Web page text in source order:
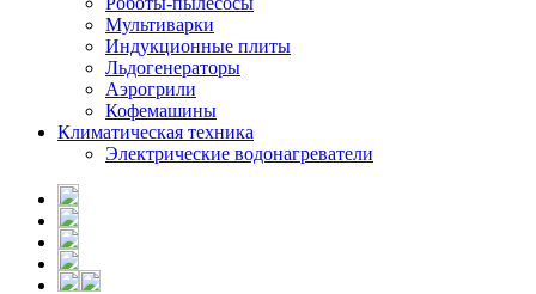
Мультиварки
Индукционные плиты
Льдогенераторы
Аэрогрили
Кофемашины
Климатическая техника
Электрические водонагреватели